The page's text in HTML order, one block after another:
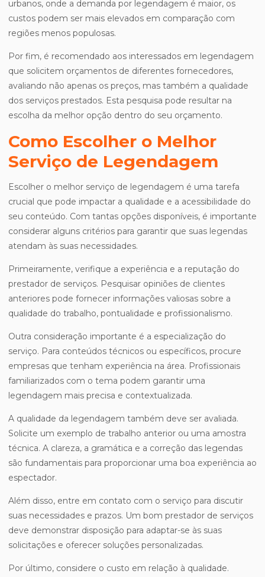
urbanos, onde a demanda por legendagem é maior, os
custos podem ser mais elevados em comparação com
regiões menos populosas.
Por fim, é recomendado aos interessados em legendagem
que solicitem orçamentos de diferentes fornecedores,
avaliando não apenas os preços, mas também a qualidade
dos serviços prestados. Esta pesquisa pode resultar na
escolha da melhor opção dentro do seu orçamento.
Como Escolher o Melhor
Serviço de Legendagem
Escolher o melhor serviço de legendagem é uma tarefa
crucial que pode impactar a qualidade e a acessibilidade do
seu conteúdo. Com tantas opções disponíveis, é importante
considerar alguns critérios para garantir que suas legendas
atendam às suas necessidades.
Primeiramente, verifique a experiência e a reputação do
prestador de serviços. Pesquisar opiniões de clientes
anteriores pode fornecer informações valiosas sobre a
qualidade do trabalho, pontualidade e profissionalismo.
Outra consideração importante é a especialização do
serviço. Para conteúdos técnicos ou específicos, procure
empresas que tenham experiência na área. Profissionais
familiarizados com o tema podem garantir uma
legendagem mais precisa e contextualizada.
A qualidade da legendagem também deve ser avaliada.
Solicite um exemplo de trabalho anterior ou uma amostra
técnica. A clareza, a gramática e a correção das legendas
são fundamentais para proporcionar uma boa experiência ao
espectador.
Além disso, entre em contato com o serviço para discutir
suas necessidades e prazos. Um bom prestador de serviços
deve demonstrar disposição para adaptar-se às suas
solicitações e oferecer soluções personalizadas.
Por último, considere o custo em relação à qualidade.